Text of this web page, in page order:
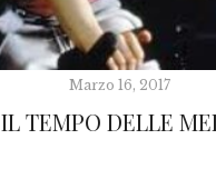
Marzo 16, 2017
IL TEMPO DELLE